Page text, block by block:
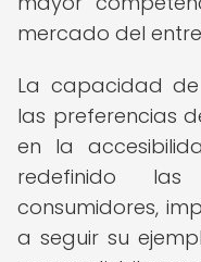
mercado del
La capacidad
las preferencias
en la
redefinido
consumidores,
a seguir su